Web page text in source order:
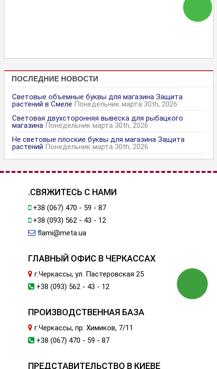
ПОСЛЕДНИЕ НОВОСТИ
Световые объемные буквы для магазина Защита
растений в Смеле Понедельник марта 30th, 2026
Световая двухсторонняя вывеска для рыбацкого
магазина Понедельник марта 30th, 2026
Не световые плоские буквы для магазина Защита
растений Понедельник марта 30th, 2026
.СВЯЖИТЕСЬ С НАМИ
+38 (067) 470 - 59 - 87
+38 (093) 562 - 43 - 12
flami@meta.ua
ГЛАВНЫЙ ОФИС В ЧЕРКАССАХ
г.Черкассы, ул. Пастеровская 25
+38 (093) 562 - 43 - 12
ПРОИЗВОДСТВЕННАЯ БАЗА
г.Черкассы, пр. Химиков, 7/11
+38 (067) 470 - 59 - 87
ПРЕДСТАВИТЕЛЬСТВО В КИЕВЕ